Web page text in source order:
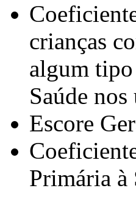
crianças
algum
Saúde
Escore
Primária à